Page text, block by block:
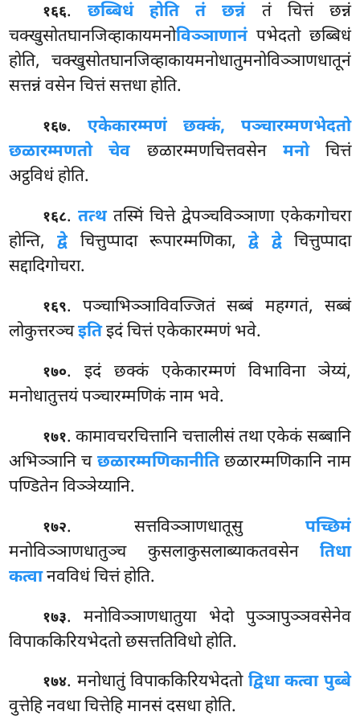
१६६.छब्बिधं होति तं छन्नंतं चित्तं छन्नं
चक्खुसोतघानजिव्हाकायमनोविञ्ञाणानंपभेदतो छब्बिधं
होति, चक्खुसोतघानजिव्हाकायमनोधातुमनोविञ्ञाणधातूनं
सत्तन्नं वसेन चित्तं सत्तधा होति.
१६७. एकेकारम्मणं छक्कं, पञ्चारम्मणभेदतो
छळारम्मणतो चेव छळारम्मणचित्तवसेन मनोचित्तं
अट्ठविधं होति.
१६८. तत्थतस्मिं चित्ते द्वेपञ्चविञ्ञाणा एकेकगोचरा
होन्ति,द्वेचित्तुप्पादा रूपारम्मणिका,द्वे द्वेचित्तुप्पादा
सद्दादिगोचरा.
१६९. पञ्चाभिञ्ञाविवज्जितं सब्बं महग्गतं, सब्बं
लोकुत्तरञ्चइतिइदं चित्तं एकेकारम्मणं भवे.
१७०. इदं छक्कं एकेकारम्मणं विभाविना ञेय्यं,
मनोधातुत्तयं पञ्चारम्मणिकं नाम भवे.
१७१. कामावचरचित्तानि चत्तालीसं तथा एकेकं सब्बानि
अभिञ्ञानि च छळारम्मणिकानीतिछळारम्मणिकानि नाम
पण्डितेन विञ्ञेय्यानि.
१७२. सत्तविञ्ञाणधातूसु पच्छिमं
मनोविञ्ञाणधातुञ्च कुसलाकुसलाब्याकतवसेन तिधा
कत्वानवविधं चित्तं होति.
१७३. मनोविञ्ञाणधातुया भेदो पुञ्ञापुञ्ञवसेनेव
विपाककिरियभेदतो छसत्ततिविधो होति.
१७४. मनोधातुं विपाककिरियभेदतो द्विधा कत्वा पुब्बे
वुत्तेहि नवधा चित्तेहि मानसं दसधा होति.